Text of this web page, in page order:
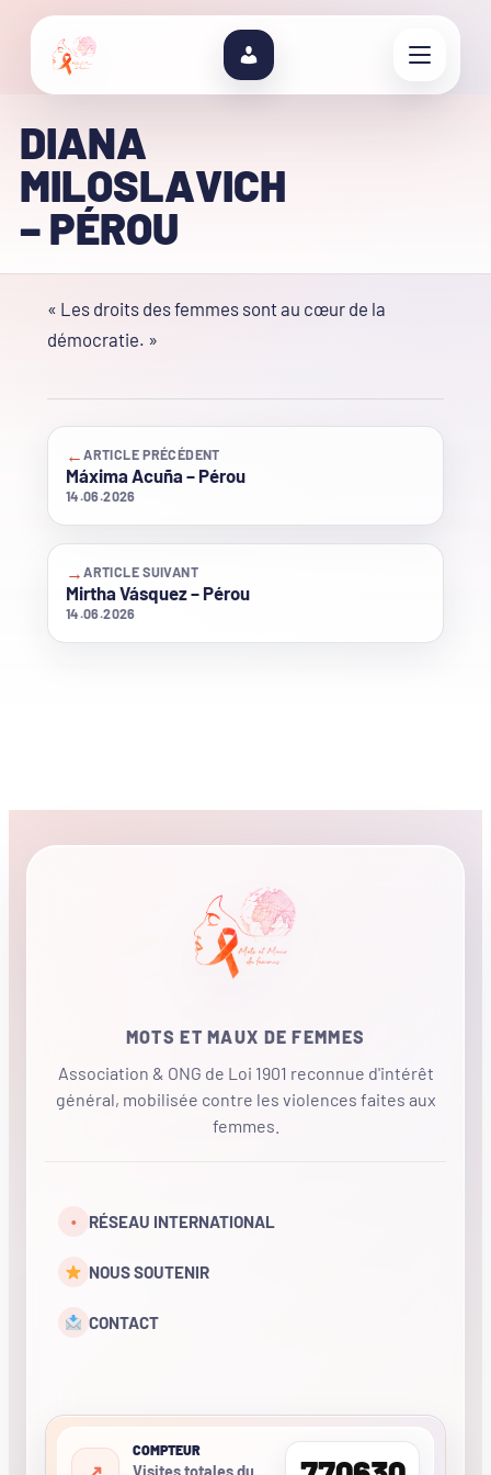
DIANA
MILOSLAVICH
– PÉROU
« Les droits des femmes sont au cœur de la
démocratie. »
←ARTICLE PRÉCÉDENT
Máxima Acuña – Pérou
14.06.2026
→ARTICLE SUIVANT
Mirtha Vásquez – Pérou
14.06.2026
MOTS ET MAUX DE FEMMES
Association & ONG de Loi 1901 reconnue d'intérêt
général, mobilisée contre les violences faites aux
femmes.
• RÉSEAU INTERNATIONAL
NOUS SOUTENIR
CONTACT
COMPTEUR
Visites totales du